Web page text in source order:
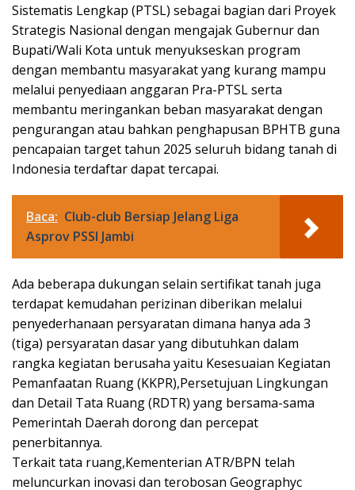
Sistematis Lengkap (PTSL) sebagai bagian dari Proyek
Strategis Nasional dengan mengajak Gubernur dan
Bupati/Wali Kota untuk menyukseskan program
dengan membantu masyarakat yang kurang mampu
melalui penyediaan anggaran Pra-PTSL serta
membantu meringankan beban masyarakat dengan
pengurangan atau bahkan penghapusan BPHTB guna
pencapaian target tahun 2025 seluruh bidang tanah di
Indonesia terdaftar dapat tercapai.
Baca: Club-club Bersiap Jelang Liga
Asprov PSSI Jambi
Ada beberapa dukungan selain sertifikat tanah juga
terdapat kemudahan perizinan diberikan melalui
penyederhanaan persyaratan dimana hanya ada 3
(tiga) persyaratan dasar yang dibutuhkan dalam
rangka kegiatan berusaha yaitu Kesesuaian Kegiatan
Pemanfaatan Ruang (KKPR),Persetujuan Lingkungan
dan Detail Tata Ruang (RDTR) yang bersama-sama
Pemerintah Daerah dorong dan percepat
penerbitannya.
Terkait tata ruang,Kementerian ATR/BPN telah
meluncurkan inovasi dan terobosan Geographyc